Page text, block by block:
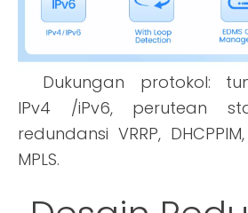
Dukungan protokol:
lPv4 /iPv6, perutean
redundansi VRRP,
MPLS.